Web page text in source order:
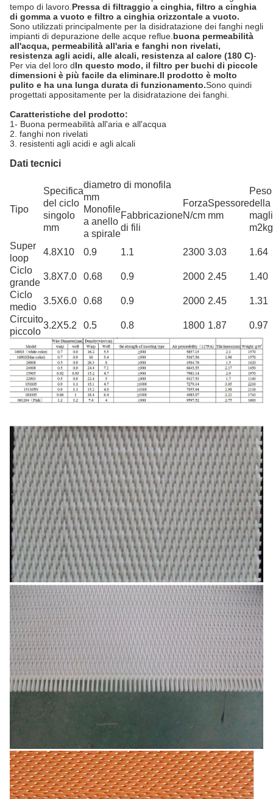
tempo di lavoro. Pressa di filtraggio a cinghia, filtro a cinghia
di gomma a vuoto e filtro a cinghia orizzontale a vuoto.
Sono utilizzati principalmente per la disidratazione dei fanghi negli
impianti di depurazione delle acque reflue. buona permeabilità
all'acqua, permeabilità all'aria e fanghi non rivelati,
resistenza agli acidi, alle alcali, resistenza al calore (180 C)-
Per via del loro dIn questo modo, il filtro per buchi di piccole
dimensioni è più facile da eliminare.Il prodotto è molto
pulito e ha una lunga durata di funzionamento.Sono quindi
progettati appositamente per la disidratazione dei fanghi.
Caratteristiche del prodotto:
1- Buona permeabilità all'aria e all'acqua
2. fanghi non rivelati
3. resistenti agli acidi e agli alcali
Dati tecnici
Tipo
Specifica
del ciclo
singolo
mm
diametro di monofila
mm
Forza
N/cm
Spessore
mm
Peso
della
m2kg
Monofile
a anello
a spirale
Fabbricazione
di fili
Super
loop
4.8X10 0.9 1.1 2300 3.03
1.64
Ciclo
grande
3.8X7.0 0.68 0.9 2000 2.45
1.40
Ciclo
medio
3.5X6.0 0.68 0.9 2000 2.45
1.31
Circuito
piccolo
3.2X5.2 0.5 0.8 1800 1.87 0.97